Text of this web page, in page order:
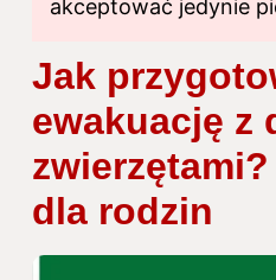
akceptować jedynie
Jak
ewakuację z
dla rodzin